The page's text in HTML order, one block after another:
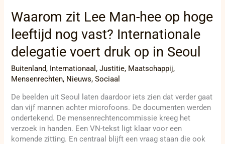
Waarom zit Lee Man-hee op hoge
leeftijd nog vast? Internationale
delegatie voert druk op in Seoul
Buitenland, Internationaal,Justitie, Maatschappij,
Mensenrechten, Nieuws,Sociaal
De beelden uit Seoul laten daardoor iets zien dat verder gaat
dan vijf mannen achter microfoons. De documenten werden
ondertekend. De mensenrechtencommissie kreeg het
verzoek in handen. Een VN-tekst ligt klaar voor een
komende zitting. En centraal blijft een vraag staan die ook
op
in
Seoul